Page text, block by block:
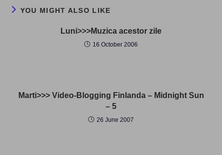
YOU MIGHT ALSO LIKE
Luni>>>Muzica acestor zile
16 October 2006
Marti>>> Video-Blogging Finlanda – Midnight Sun
– 5
26 June 2007